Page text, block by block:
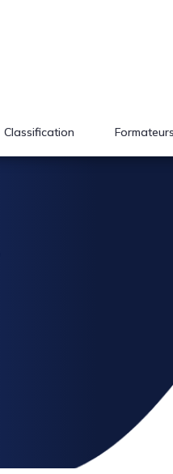
Classification Formateurs